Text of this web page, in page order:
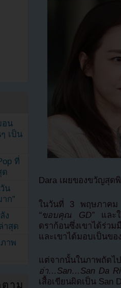
Dara เผยของขวัญสุด
ในวันที่ 3 พฤษภาคม
“ขอบคุณ GD”และใ
ดราก้อนซึ่งเขาได้ร่ว
และเขาได้มอบเป็นข
แต่จากนั้นในภาพถัดไ
อ่า…San…San Da Ri
เสื้อเขียนผิดเป็น San
อน
เป็น
ที่
ด
น
ก”
ง
าสุด
าพ
าม